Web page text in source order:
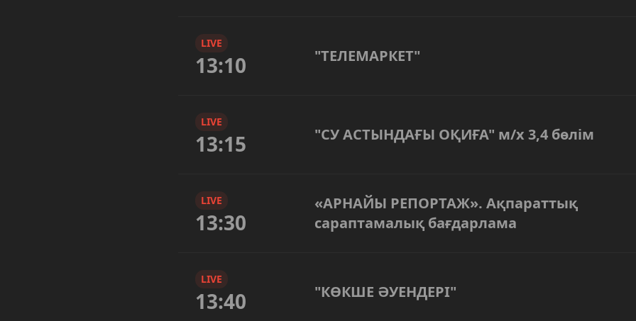
LIVE
13:10 "ТЕЛЕМАРКЕТ"
LIVE
13:15 "СУ АСТЫНДАҒЫ ОҚИҒА" м/х 3,4 бөлім
LIVE
13:30
«АРНАЙЫ РЕПОРТАЖ». Ақпараттық
сараптамалық бағдарлама
LIVE
13:40 "КӨКШЕ ӘУЕНДЕРІ"